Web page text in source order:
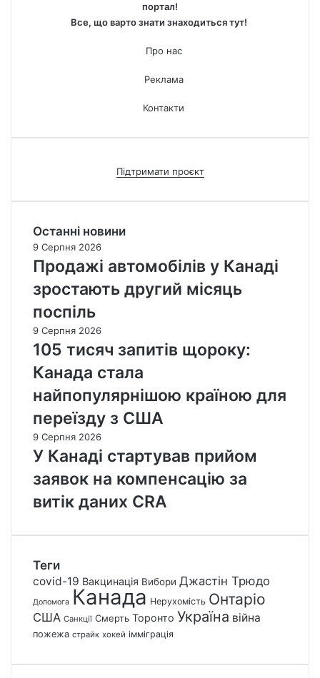
портал!
Все, що варто знати знаходиться тут!
Про нас
Реклама
Контакти
Підтримати проєкт
Останні новини
9 Серпня 2026
Продажі автомобілів у Канаді
зростають другий місяць
поспіль
9 Серпня 2026
105 тисяч запитів щороку:
Канада стала
найпопулярнішою країною для
переїзду з США
9 Серпня 2026
У Канаді стартував прийом
заявок на компенсацію за
витік даних CRA
Теги
covid-19 Вакцинація Вибори Джастін Трюдо
Допомога Канада Нерухомість Онтаріо
США Санкції Смерть Торонто Україна війна
пожежа страйк хокей імміграція